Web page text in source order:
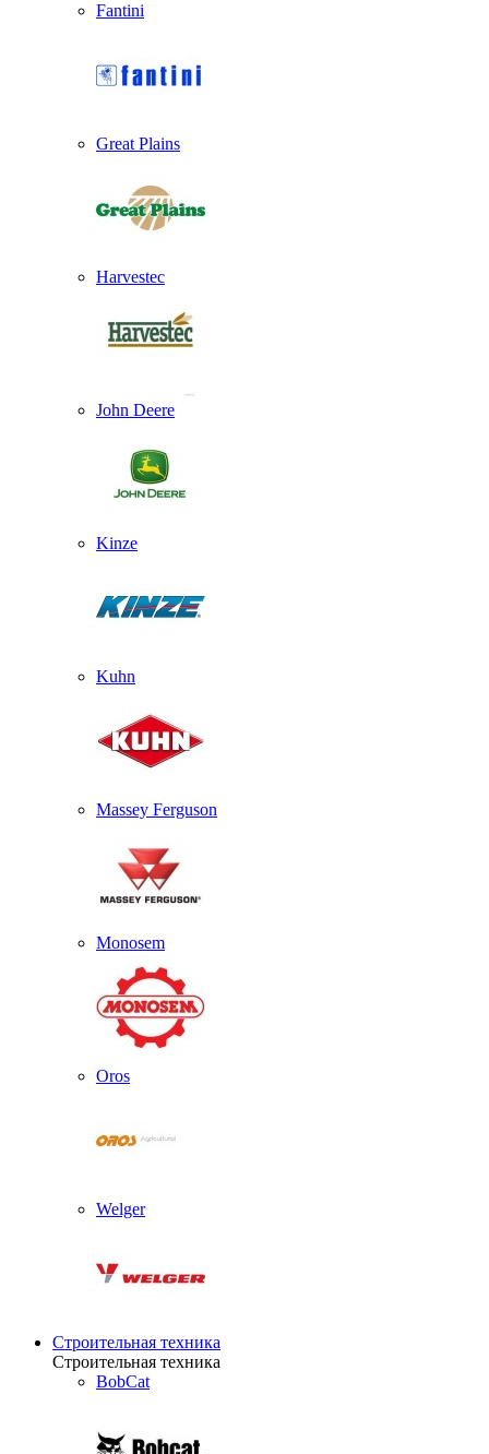
Fantini
Great Plains
Harvestec
John Deere
Kinze
Kuhn
Massey Ferguson
Monosem
Oros
Welger
Строительная техника
Строительная техника
BobCat